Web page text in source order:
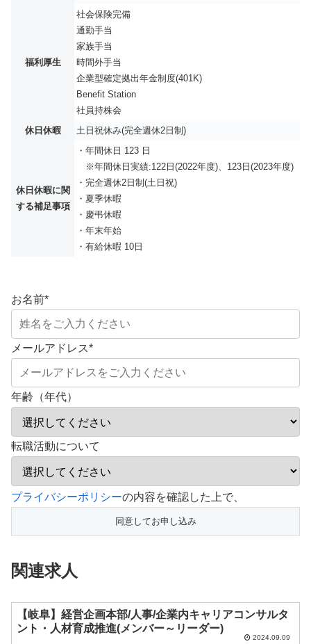
福利厚生
社会保険完備
通勤手当
家族手当
時間外手当
企業型確定拠出年金制度(401K)
Benefit Station
社員持株会
休日休暇
土日祝休み(完全週休2日制)
休日休暇に関
する補足事項
・年間休日 123 日
※年間休日実績:122日(2022年度)、123日(2023年度)
・完全週休2日制(土日祝)
・夏季休暇
・慶弔休暇
・年末年始
・有給休暇 10日
お名前*
メールアドレス*
年齢（年代）
転職活動について
こ
フ
ー
は
プライバシーポリシーの内容を確認した上で、
関連求人
【岐阜】経営企画本部/人事/企業内キャリアコンサルタ
ント・人材育成推進(メンバー～リーダー)
2024.09.09